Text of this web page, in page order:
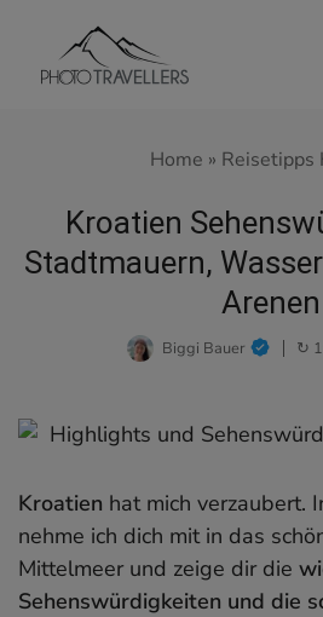
springen
Home » Reisetipps
Kroatien
Stadtmauern,
Arenen
Biggi Bauer ↻
Kroatien hat mich verzaubert.
nehme ich dich mit in das
Mittelmeer und zeige dir die
Sehenswürdigkeiten und die